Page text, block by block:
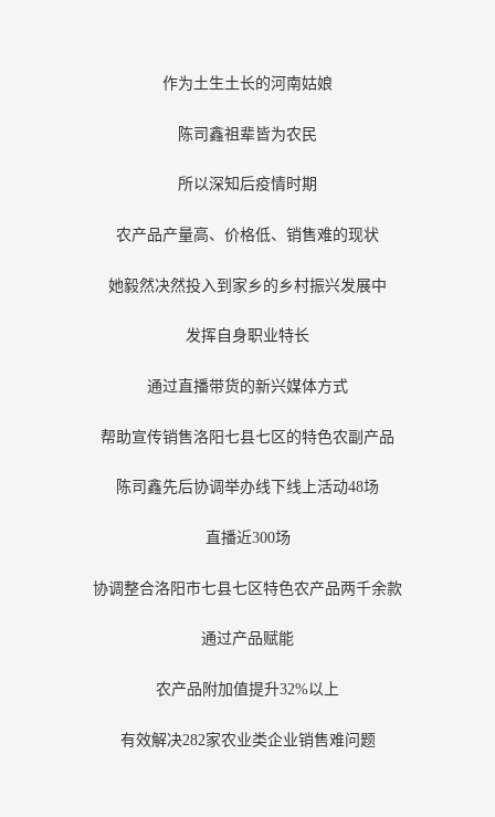
作为土生土长的河南姑娘
陈司鑫祖辈皆为农民
所以深知后疫情时期
农产品产量高、价格低、销售难的现状
她毅然决然投入到家乡的乡村振兴发展中
发挥自身职业特长
通过直播带货的新兴媒体方式
帮助宣传销售洛阳七县七区的特色农副产品
陈司鑫先后协调举办线下线上活动48场
直播近300场
协调整合洛阳市七县七区特色农产品两千余款
通过产品赋能
农产品附加值提升32%以上
有效解决282家农业类企业销售难问题